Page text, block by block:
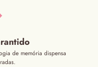
de memória dispensa